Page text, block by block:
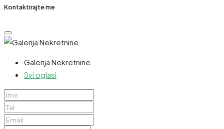
Kontaktirajte me
Galerija Nekretnine
Svi oglasi